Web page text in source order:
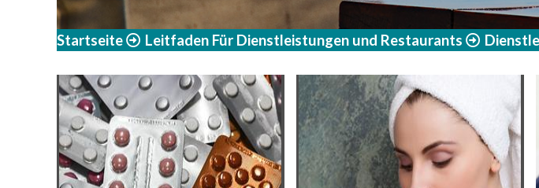
Startseite Leitfaden Für Dienstleistungen und Restaurants